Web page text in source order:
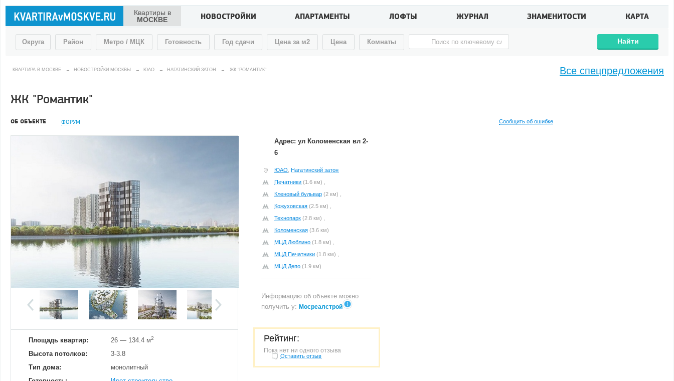
Квартиры в
МОСКВЕ
НОВОСТРОЙКИ АПАРТАМЕНТЫ ЛОФТЫ ЖУРНАЛ ЗНАМЕНИТОСТИ КАРТА
Округа Район Метро / МЦК Готовность Год сдачи Цена за м2 Цена Комнаты Найти
КВАРТИРА В МОСКВЕ → НОВОСТРОЙКИ МОСКВЫ → ЮАО → НАГАТИНСКИЙ ЗАТОН → ЖК "РОМАНТИК"
ЖК "Романтик"
ОБ ОБЪЕКТЕ ФОРУМ Сообщить об ошибке
Добавить фотографию Изменено: 26.11.2023
Площадь квартир: 26 — 134.4 м2
Высота потолков:
3-3.8
Тип дома:
монолитный
Адрес: ул Коломенская вл 2-
6
ЮАО Нагатинский затон
Печатники (1.6 км) ,
Кленовый бульвар (2 км) ,
Кожуховская (2.5 км) ,
Технопарк (2.8 км) ,
Коломенская (3.6 км)
МЦД Люблино (1.8 км) ,
МЦД Печатники (1.8 км) ,
МЦД Депо (1.9 км)
Информацию об объекте можно
получить у: Мосреалстрой
Рейтинг:
Пока нет ни одного отзыва
Оставить отзыв
Все спецпредложения